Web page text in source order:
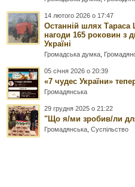
14 лютого 2026 о 17:47
Останній шлях Тараса
нагоди 165 роковин з
Україні
Громадська думка
05 січня 2026 о 20:39
«7 чудес України»
Громадянська
29 грудня 2025 о 21:22
"Що я/ми зробив/ли
Громадянська ,Суспільство